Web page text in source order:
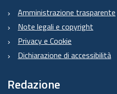
Amministrazione trasparente
Note legali e copyright
Privacy e Cookie
Dichiarazione di accessibilità
Redazione